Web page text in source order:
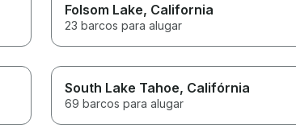
Folsom Lake, California
23 barcos para alugar
South Lake Tahoe, Califórnia
69 barcos para alugar